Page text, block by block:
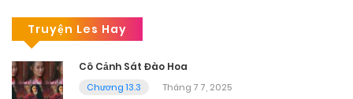
Truyện Les Hay
Cô Cảnh Sát Đào Hoa
Chương 13.3
Tháng 7 7, 2025